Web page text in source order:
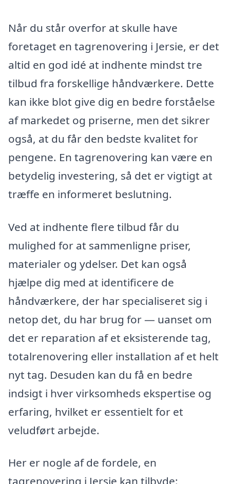
Når du står overfor at skulle have
foretaget en tagrenovering i Jersie, er det
altid en god idé at indhente mindst tre
tilbud fra forskellige håndværkere. Dette
kan ikke blot give dig en bedre forståelse
af markedet og priserne, men det sikrer
også, at du får den bedste kvalitet for
pengene. En tagrenovering kan være en
betydelig investering, så det er vigtigt at
træffe en informeret beslutning.
Ved at indhente flere tilbud får du
mulighed for at sammenligne priser,
materialer og ydelser. Det kan også
hjælpe dig med at identificere de
håndværkere, der har specialiseret sig i
netop det, du har brug for — uanset om
det er reparation af et eksisterende tag,
totalrenovering eller installation af et helt
nyt tag. Desuden kan du få en bedre
indsigt i hver virksomheds ekspertise og
erfaring, hvilket er essentielt for et
veludført arbejde.
Her er nogle af de fordele, en
tagrenovering i Jersie kan tilbyde: